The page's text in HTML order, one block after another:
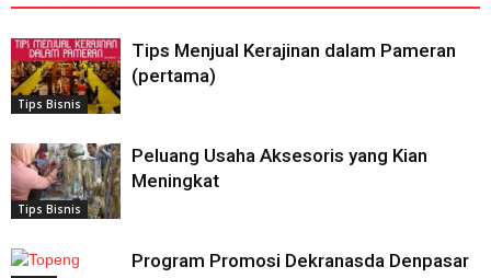
Tips Bisnis
Tips Menjual Kerajinan dalam Pameran
(pertama)
Tips Bisnis
Peluang Usaha Aksesoris yang Kian
Meningkat
Program Promosi Dekranasda Denpasar